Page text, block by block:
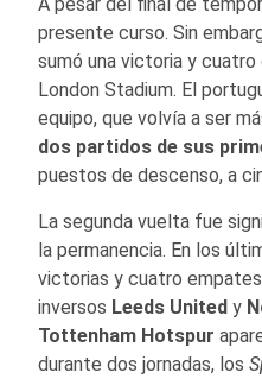
presente curso. Sin
sumó una victoria y cuatro
London Stadium. El
equipo, que volvía a ser
dos partidos de sus
puestos de descenso, a
La segunda vuelta fue
la permanencia. En los
victorias y cuatro
inversos Leeds Unitedy
Tottenham Hotspur
durante dos jornadas, los